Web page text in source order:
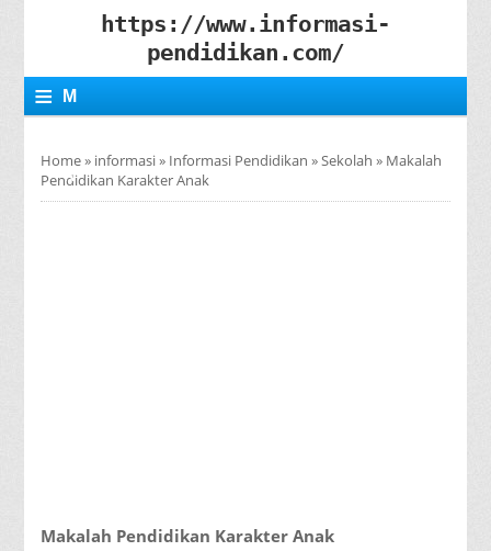
https://www.informasi-
pendidikan.com/
≡ M
N
Home» informasi» Informasi Pendidikan »Sekolah » Makalah
Pendidikan Karakter Anak
Makalah Pendidikan Karakter Anak